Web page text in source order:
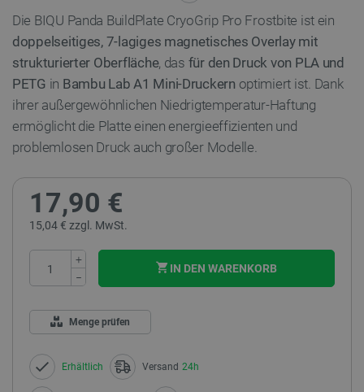
Die BIQU Panda BuildPlate CryoGrip Pro Frostbite ist ein
doppelseitiges, 7-lagiges magnetisches Overlay mit
strukturierter Oberfläche, das für den Druck von PLA und
PETG in Bambu Lab A1 Mini-Druckern optimiert ist. Dank
ihrer außergewöhnlichen Niedrigtemperatur-Haftung
ermöglicht die Platte einen energieeffizienten und
problemlosen Druck auch großer Modelle.
17,90 €
15,04 € zzgl. MwSt.
+
−
IN DEN WARENKORB
Menge prüfen
Erhältlich Versand 24h